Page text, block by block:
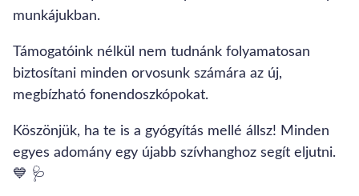
munkájukban.
Támogatóink nélkül nem tudnánk folyamatosan
biztosítani minden orvosunk számára az új,
megbízható fonendoszkópokat.
Köszönjük, ha te is a gyógyítás mellé állsz! Minden
egyes adomány egy újabb szívhanghoz segít eljutni.
💙 🩺